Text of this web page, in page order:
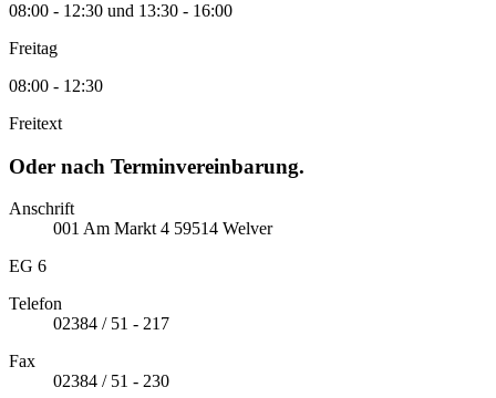
08:00 - 12:30 und 13:30 - 16:00
Freitag
08:00 - 12:30
Freitext
Oder nach Terminvereinbarung.
Anschrift
001 Am Markt 4 59514 Welver
EG 6
Telefon
02384 / 51 - 217
Fax
02384 / 51 - 230